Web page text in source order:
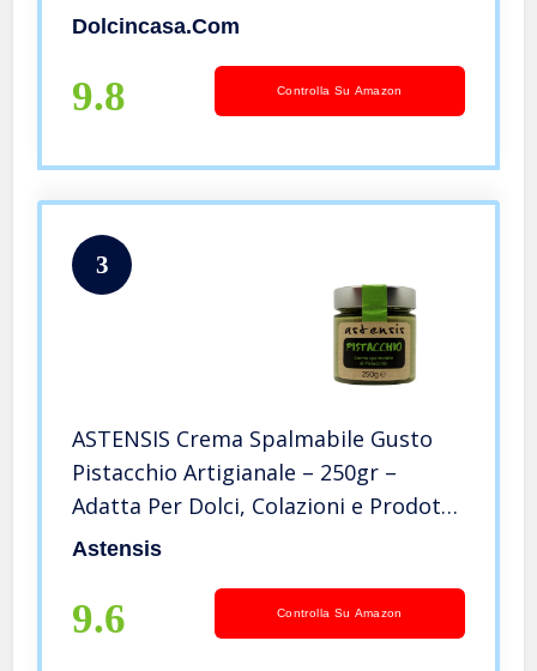
Dolcincasa.com
9.8 Controlla Su Amazon
3
ASTENSIS Crema Spalmabile Gusto
Pistacchio Artigianale – 250gr –
Adatta Per Dolci, Colazioni e Prodotti
di Pasticceria – Pistacchio 250gr,
Astensis
9.6 Controlla Su Amazon